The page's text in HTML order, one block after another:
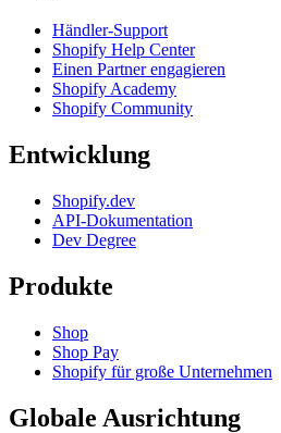
Händler-Support
Shopify Help Center
Einen Partner engagieren
Shopify Academy
Shopify Community
Entwicklung
Shopify.dev
API-Dokumentation
Dev Degree
Produkte
Shop
Shop Pay
Shopify für große Unternehmen
Globale Ausrichtung